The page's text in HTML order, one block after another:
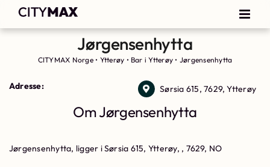
Jørgensenhytta
CITYMAX Norge• Ytterøy • Bar i Ytterøy • Jørgensenhytta
Adresse: Sørsia 615, 7629, Ytterøy
Om Jørgensenhytta
Jørgensenhytta, ligger i Sørsia 615, Ytterøy, , 7629, NO